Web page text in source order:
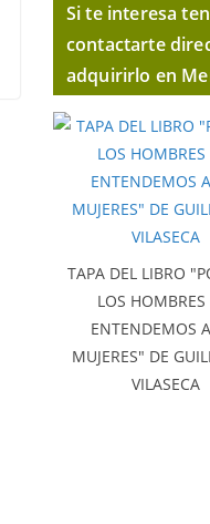
Si te interesa
contactarte
adquirirlo en
TAPA DEL LIBRO
LOS
ENTENDEMOS
MUJERES" DE
VILASECA